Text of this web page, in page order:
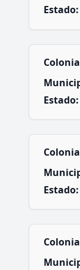
Estado:
Estado:
Estado: